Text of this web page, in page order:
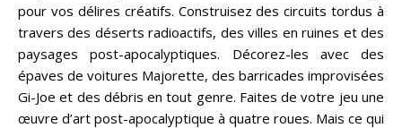
pour vos délires créatifs. Construisez des circuits tordus à
travers des déserts radioactifs, des villes en ruines et des
paysages post-apocalyptiques. Décorez-les avec des
épaves de voitures Majorette, des barricades improvisées
Gi-Joe et des débris en tout genre. Faites de votre jeu une
œuvre d’art post-apocalyptique à quatre roues. Mais ce qui